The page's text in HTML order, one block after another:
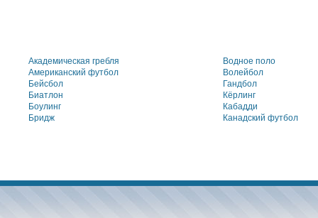
Академическая гребля
Американский футбол
Бейсбол
Биатлон
Боулинг
Бридж
Водное поло
Волейбол
Гандбол
Кёрлинг
Кабадди
Канадский футбол